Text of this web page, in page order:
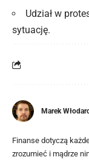
Udział w
sytuację.
Marek
Finanse dotyczą
zrozumieć i mądrze